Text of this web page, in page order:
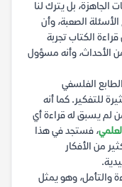
الجاهزة، بل يترك لنا
الصعبة، وأن
الكتاب تجربة
الأحداث، وأنه مسؤول
الفلسفي
للتفكير. كما أنه
لم يسبق له قراءة أي
، فستجد في هذا
من الأفكار
والتأمل، وهو يمثل